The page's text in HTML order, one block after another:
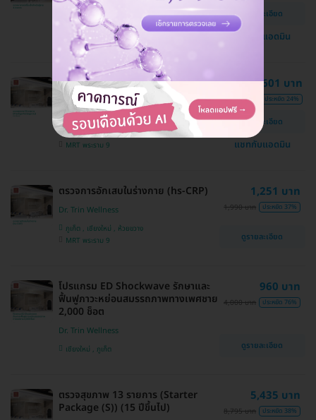
Dr. Trin Wellness
ภูเก็ต , เชียงใหม่ , ห้วยขวาง
MRT พระราม 9
ดูรายละเอียด
แชทกับแอดมิน
ตรวจสุขภาพ 25 รายการ (Prestige
Package (L)) (15 ปีขึ้นไป)
Dr. Trin Wellness
ห้วยขวาง , เชียงใหม่ , ภูเก็ต
MRT พระราม 9
28,601 บาท
37,565 บาท ประหยัด 24%
ดูรายละเอียด
แชทกับแอดมิน
ตรวจการอักเสบในร่างกาย (hs-CRP)
Dr. Trin Wellness
ภูเก็ต , เชียงใหม่ , ห้วยขวาง
MRT พระราม 9
1,251 บาท
1,990 บาท ประหยัด 37%
ดูรายละเอียด
โปรแกรม ED Shockwave รักษาและ
ฟื้นฟูภาวะหย่อนสมรรถภาพทางเพศชาย
2,000 ช็อต
Dr. Trin Wellness
เชียงใหม่ , ภูเก็ต
960 บาท
4,000 บาท ประหยัด 76%
ดูรายละเอียด
ตรวจสุขภาพ 13 รายการ (Starter
Package (S)) (15 ปีขึ้นไป)
5,435 บาท
8,795 บาท ประหยัด 38%